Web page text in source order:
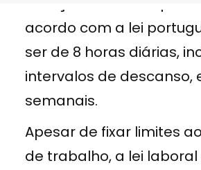
acordo com a lei
ser de 8 horas diárias,
intervalos de descanso,
semanais.
Apesar de fixar limites
de trabalho, a lei